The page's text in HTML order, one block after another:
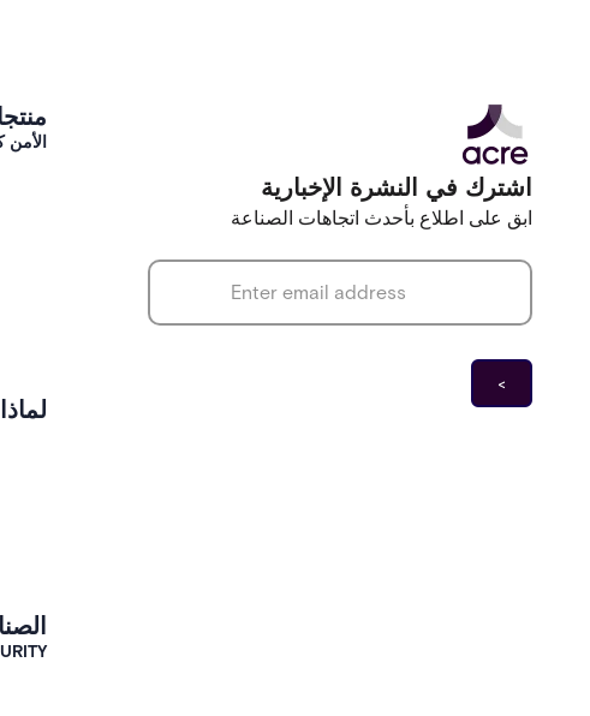
اشترك في النشرة الإخبارية
ابق على اطلاع بأحدث اتجاهات الصناعة